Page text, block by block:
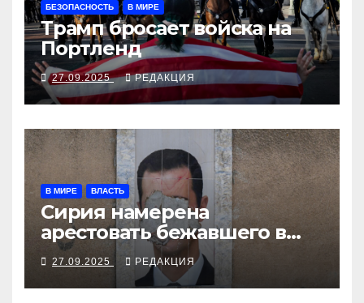
БЕЗОПАСНОСТЬ В МИРЕ
Трамп бросает войска на
Портленд
27.09.2025 РЕДАКЦИЯ
В МИРЕ ВЛАСТЬ
Сирия намерена
арестовать бежавшего в
Москву экс-диктатора
27.09.2025 РЕДАКЦИЯ